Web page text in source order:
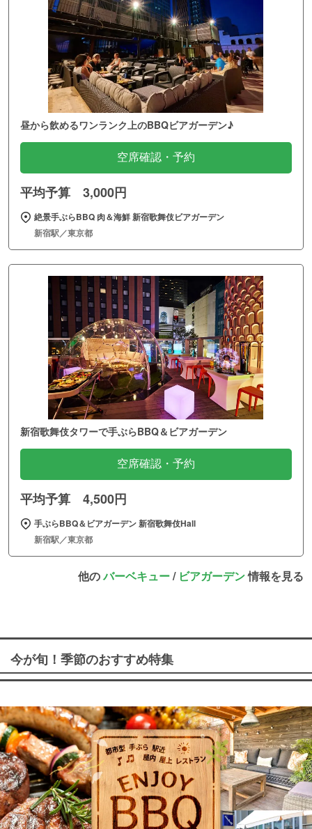
昼から飲めるワンランク上のBBQビアガーデン♪
空席確認・予約
平均予算 3,000円
絶景手ぶらBBQ 肉＆海鮮 新宿歌舞伎ビアガーデン
新宿駅／東京都
新宿歌舞伎タワーで手ぶらBBQ＆ビアガーデン
空席確認・予約
平均予算 4,500円
手ぶらBBQ＆ビアガーデン 新宿歌舞伎Hall
新宿駅／東京都
他のバーベキュー/ ビアガーデン情報を見る
今が旬！季節のおすすめ特集